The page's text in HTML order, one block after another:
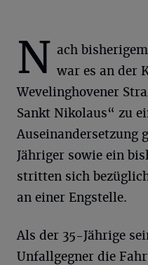
N ach
war es an der
Wevelinghovener
Sankt Nikolaus“ zu
Auseinandersetzung
Jähriger sowie ein
stritten sich
an einer Engstelle.
Als der 35-Jährige
Unfallgegner die